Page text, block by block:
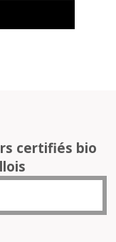
certifiés bio